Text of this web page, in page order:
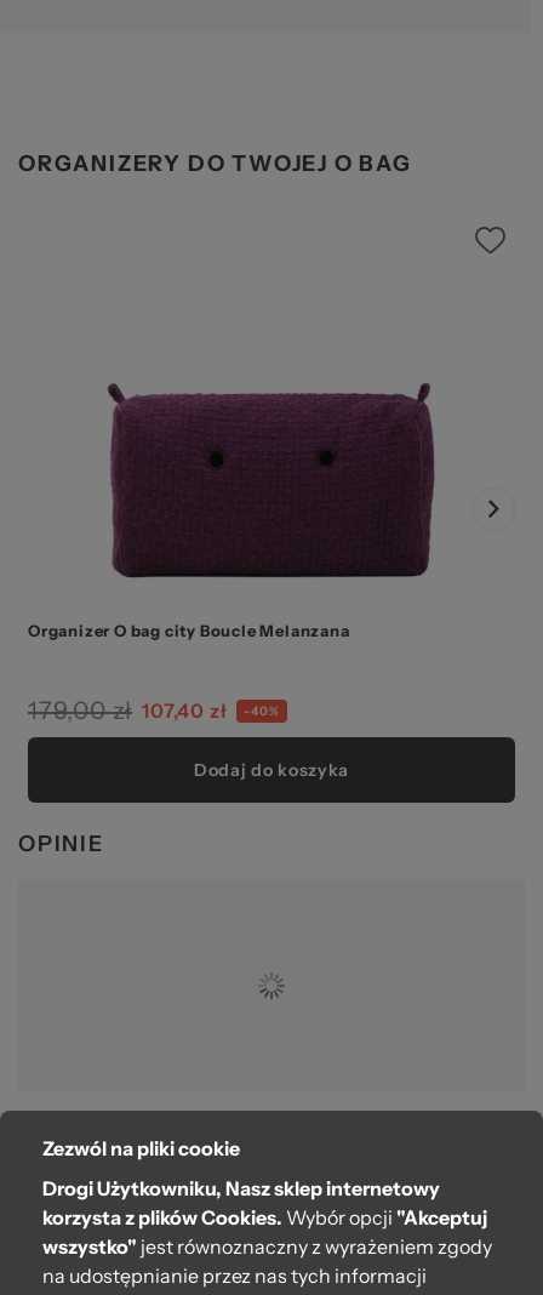
ORGANIZERY DO TWOJEJ O BAG
Organizer O bag city Boucle Melanzana
179,00 zł 107,40 zł -40%
Dodaj do koszyka
OPINIE
O bag
Pomoc
Moje O bag
Zezwól na pliki cookie
Drogi Użytkowniku, Nasz sklep internetowy
korzysta z plików Cookies. Wybór opcji "Akceptuj
wszystko" jest równoznaczny z wyrażeniem zgody
na udostępnianie przez nas tych informacji